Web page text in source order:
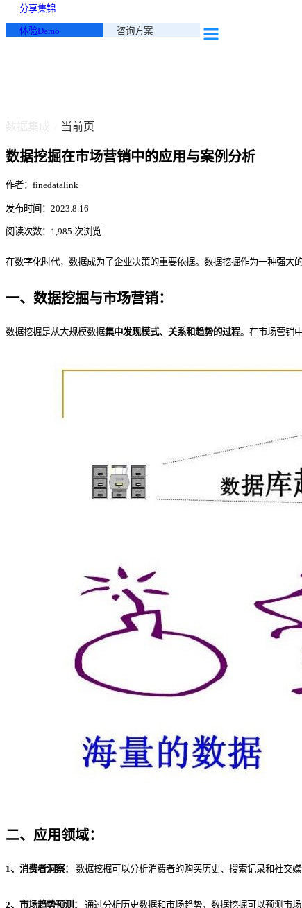
分享集锦
体验Demo 咨询方案
当前页
数据挖掘在市场营销中的应用与案例分析
作者：finedatalink
发布时间：2023.8.16
阅读次数：1,985 次浏览
在数字化时代，数据成为了企业决策的重要依据。数据挖掘作为一种强大
一、数据挖掘与市场营销：
数据挖掘是从大规模数据集中发现模式、关系和趋势的过程。在市场营销
二、应用领域：
1、消费者洞察： 数据挖掘可以分析消费者的购买历史、搜索记录和社交
2、市场趋势预测： 通过分析历史数据和市场趋势，数据挖掘可以预测市